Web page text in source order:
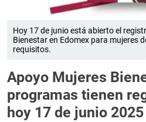
Hoy 17 de junio está abierto el
Bienestar en Edomex para mujeres
requisitos.
Apoyo Mujeres
programas tienen
hoy 17 de junio 2025